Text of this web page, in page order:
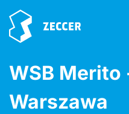
WSB Merito
Warszawa